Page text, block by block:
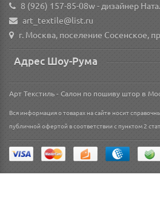
8 (926) 157-85-08w- дизайнер
art_textile@list.ru
г. Москва, поселение Сосенское,
Адрес Шоу-Рума
Арт Текстиль - Салон по пошиву штор в
Вся информация о товарах на сайте носит
публичной офертой в соответствии с пунктом 2